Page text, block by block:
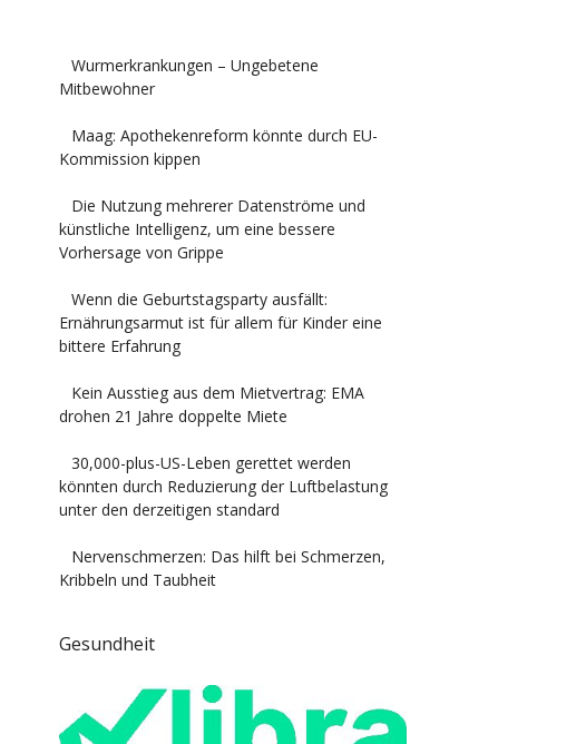
Wurmerkrankungen – Ungebetene
Mitbewohner
Maag: Apothekenreform könnte durch EU-
Kommission kippen
Die Nutzung mehrerer Datenströme und
künstliche Intelligenz, um eine bessere
Vorhersage von Grippe
Wenn die Geburtstagsparty ausfällt:
Ernährungsarmut ist für allem für Kinder eine
bittere Erfahrung
Kein Ausstieg aus dem Mietvertrag: EMA
drohen 21 Jahre doppelte Miete
30,000-plus-US-Leben gerettet werden
könnten durch Reduzierung der Luftbelastung
unter den derzeitigen standard
Nervenschmerzen: Das hilft bei Schmerzen,
Kribbeln und Taubheit
Gesundheit